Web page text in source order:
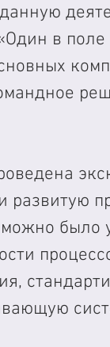
в
развитую
было